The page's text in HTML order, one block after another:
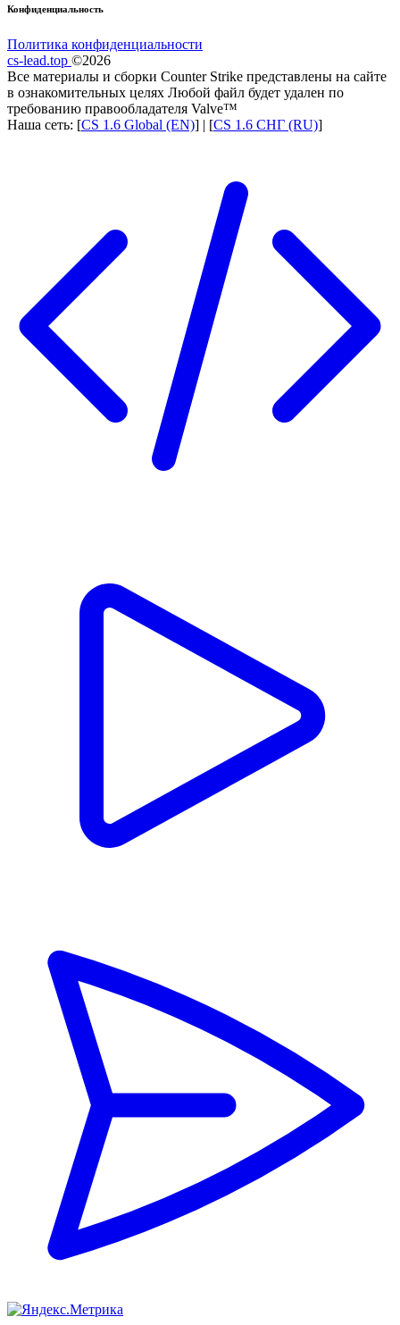
Конфиденциальность
Политика конфиденциальности
cs-lead.top ©2026
Все материалы и сборки Counter Strike представлены на сайте
в ознакомительных целях Любой файл будет удален по
требованию правообладателя Valve™
Наша сеть: [CS 1.6 Global (EN)] | [CS 1.6 СНГ (RU)]